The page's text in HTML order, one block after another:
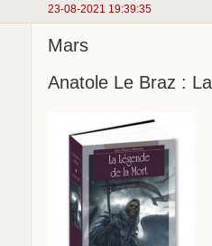
23-08-2021 19:39:35
Mars
Anatole Le Braz :